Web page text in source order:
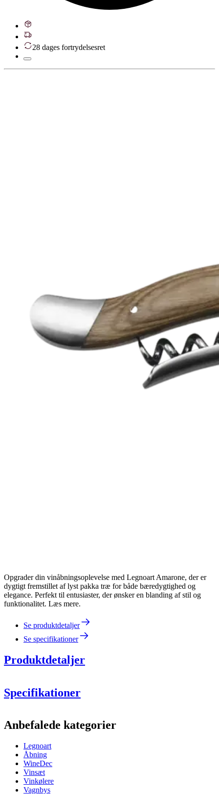
28 dages fortrydelsesret
Opgrader din vinåbningsoplevelse med Legnoart Amarone, der er
dygtigt fremstillet af lyst pakka træ for både bæredygtighed og
elegance. Perfekt til entusiaster, der ønsker en blanding af stil og
funktionalitet. Læs mere.
Se produktdetaljer
Se specifikationer
Produktdetaljer
Specifikationer
ProduktnummerLEWF200L
Dimensioner (BxHxD cm)
Vægt (kg)
Højde (cm)
Bredde (cm)
Dybde (cm)
Anbefalede kategorier
Legnoart
Åbning
WineDec
Vinsæt
Vinkølere
Vagnbys